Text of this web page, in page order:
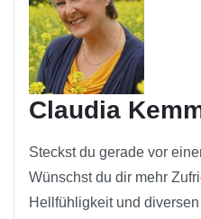
Claudia
Steckst du gerade vor
Wünschst du dir mehr
Hellfühligkeit und